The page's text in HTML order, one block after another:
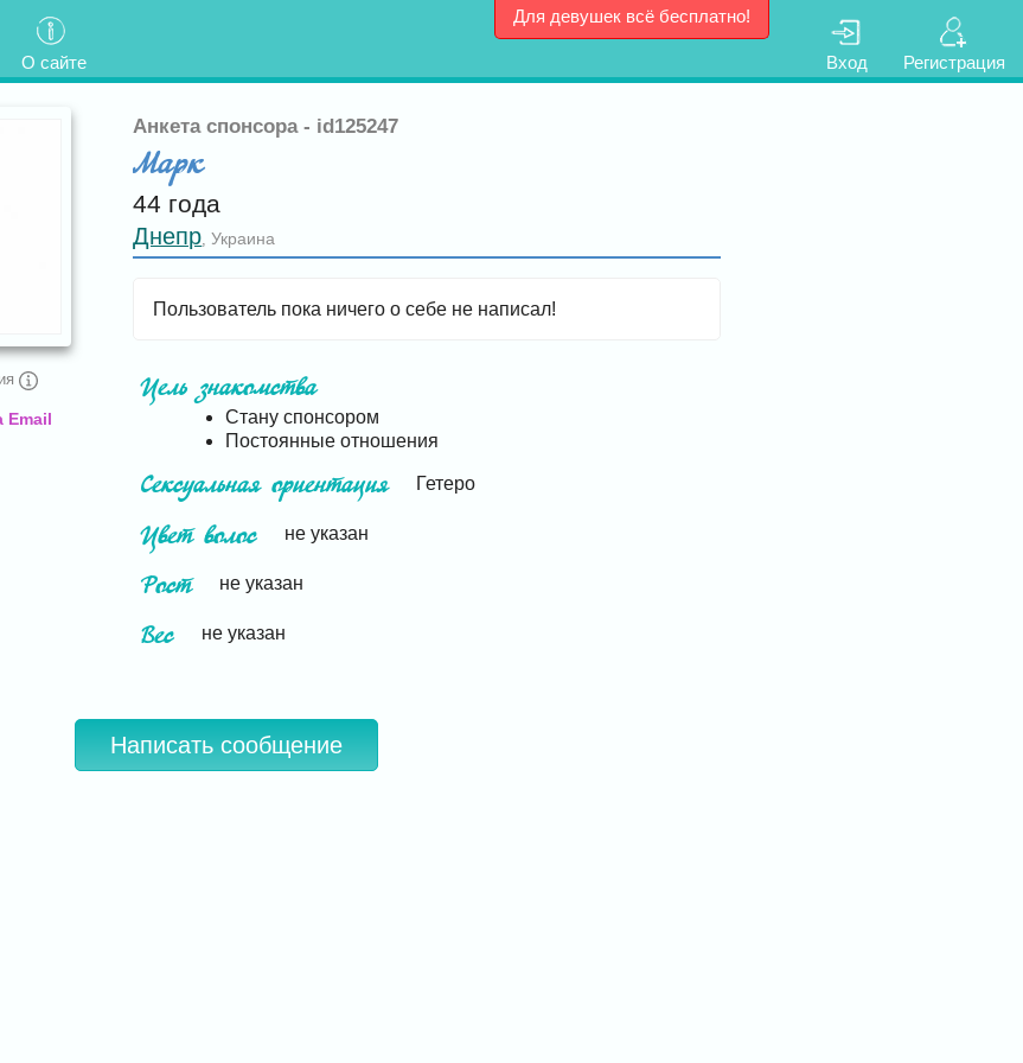
О сайте Вход Регистрация
Для девушек всё бесплатно!
Email
Анкета спонсора - id125247
Марк
44 года
Днепр ,Украина
Пользователь пока ничего о себе не написал!
Цель знакомства
Стану спонсором
Постоянные отношения
Сексуальная ориентация Гетеро
Цвет волос не указан
Рост не указан
Вес не указан
Написать сообщение